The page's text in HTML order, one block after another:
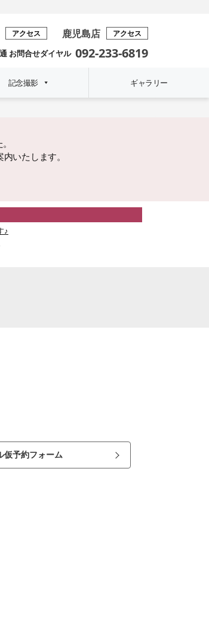
アクセス 鹿児島店 アクセス
お問合せダイヤル 092-233-6819
記念撮影 ギャラリー
いたします。
♪
仮予約フォーム